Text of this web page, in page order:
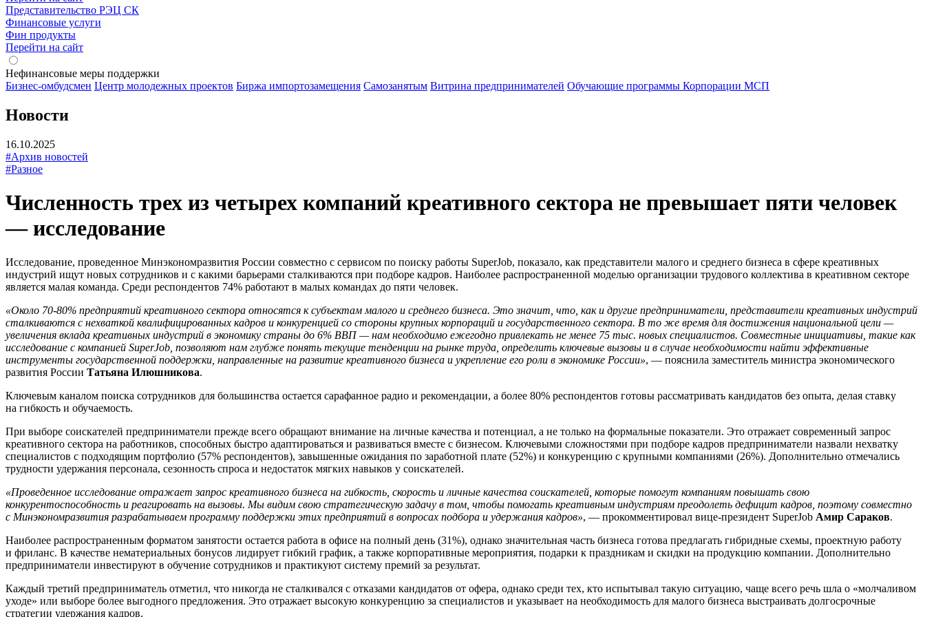
Представительство РЭЦ СК
Финансовые услуги
Фин продукты
Перейти на сайт
Нефинансовые меры поддержки
Бизнес-омбудсмен Центр молодежных проектов Биржа импортозамещения Cамозанятым Витрина предпринимателей Обучающие программы Корпорации МСП
Новости
16.10.2025
#Архив новостей
#Разное
Численность трех из четырех компаний креативного сектора не превышает пяти человек
— исследование
Исследование, проведенное Минэкономразвития России совместно с сервисом по поиску работы SuperJob, показало, как представители малого и среднего бизнеса в сфере креативных
индустрий ищут новых сотрудников и с какими барьерами сталкиваются при подборе кадров. Наиболее распространенной моделью организации трудового коллектива в креативном секторе
является малая команда. Среди респондентов 74% работают в малых командах до пяти человек.
«Около 70-80% предприятий креативного сектора относятся к субъектам малого и среднего бизнеса. Это значит, что, как и другие предприниматели, представители креативных индустрий
сталкиваются с нехваткой квалифицированных кадров и конкуренцией со стороны крупных корпораций и государственного сектора. В то же время для достижения национальной цели —
увеличения вклада креативных индустрий в экономику страны до 6% ВВП — нам необходимо ежегодно привлекать не менее 75 тыс. новых специалистов. Совместные инициативы, такие как
исследование с компанией SuperJob, позволяют нам глубже понять текущие тенденции на рынке труда, определить ключевые вызовы и в случае необходимости найти эффективные
инструменты государственной поддержки, направленные на развитие креативного бизнеса и укрепление его роли в экономике России», — пояснила заместитель министра экономического
развития России Татьяна Илюшникова.
Ключевым каналом поиска сотрудников для большинства остается сарафанное радио и рекомендации, а более 80% респондентов готовы рассматривать кандидатов без опыта, делая ставку
на гибкость и обучаемость.
При выборе соискателей предприниматели прежде всего обращают внимание на личные качества и потенциал, а не только на формальные показатели. Это отражает современный запрос
креативного сектора на работников, способных быстро адаптироваться и развиваться вместе с бизнесом. Ключевыми сложностями при подборе кадров предприниматели назвали нехватку
специалистов с подходящим портфолио (57% респондентов), завышенные ожидания по заработной плате (52%) и конкуренцию с крупными компаниями (26%). Дополнительно отмечались
трудности удержания персонала, сезонность спроса и недостаток мягких навыков у соискателей.
«Проведенное исследование отражает запрос креативного бизнеса на гибкость, скорость и личные качества соискателей, которые помогут компаниям повышать свою
конкурентоспособность и реагировать на вызовы. Мы видим свою стратегическую задачу в том, чтобы помогать креативным индустриям преодолеть дефицит кадров, поэтому совместно
с Минэкономразвития разрабатываем программу поддержки этих предприятий в вопросах подбора и удержания кадров», — прокомментировал вице-президент SuperJob Амир Сараков.
Наиболее распространенным форматом занятости остается работа в офисе на полный день (31%), однако значительная часть бизнеса готова предлагать гибридные схемы, проектную работу
и фриланс. В качестве нематериальных бонусов лидирует гибкий график, а также корпоративные мероприятия, подарки к праздникам и скидки на продукцию компании. Дополнительно
предприниматели инвестируют в обучение сотрудников и практикуют систему премий за результат.
Каждый третий предприниматель отметил, что никогда не сталкивался с отказами кандидатов от офера, однако среди тех, кто испытывал такую ситуацию, чаще всего речь шла о «молчаливом
уходе» или выборе более выгодного предложения. Это отражает высокую конкуренцию за специалистов и указывает на необходимость для малого бизнеса выстраивать долгосрочные
стратегии удержания кадров.